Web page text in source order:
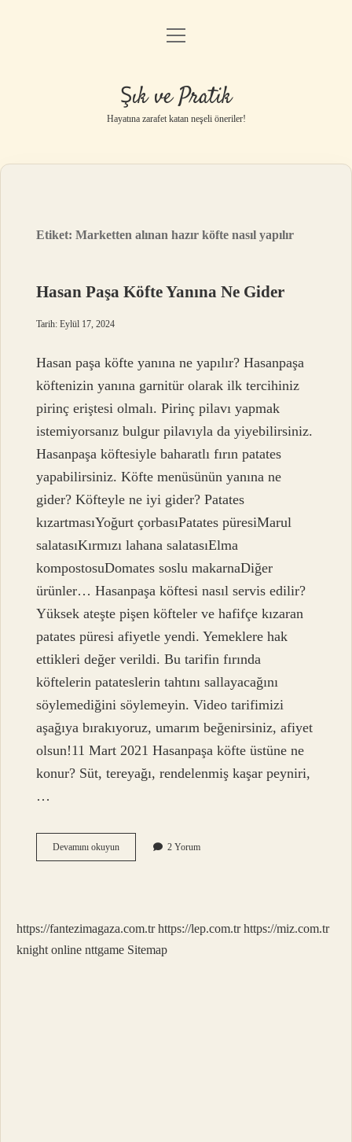
Anasayfa
Yasal Uyarı
menüyü
Şık ve Pratik
Hayatına zarafet katan neşeli öneriler!
Etiket:Marketten alınan hazır köfte nasıl yapılır
Hasan Paşa Köfte Yanına Ne Gider
Tarih: Eylül 17, 2024
Hasan paşa köfte yanına ne yapılır? Hasanpaşa
köftenizin yanına garnitür olarak ilk tercihiniz
pirinç eriştesi olmalı. Pirinç pilavı yapmak
istemiyorsanız bulgur pilavıyla da yiyebilirsiniz.
Hasanpaşa köftesiyle baharatlı fırın patates
yapabilirsiniz. Köfte menüsünün yanına ne
gider? Köfteyle ne iyi gider? Patates
kızartmasıYoğurt çorbasıPatates püresiMarul
salatasıKırmızı lahana salatasıElma
kompostosuDomates soslu makarnaDiğer
ürünler… Hasanpaşa köftesi nasıl servis edilir?
Yüksek ateşte pişen köfteler ve hafifçe kızaran
patates püresi afiyetle yendi. Yemeklere hak
ettikleri değer verildi. Bu tarifin fırında
köftelerin patateslerin tahtını sallayacağını
söylemediğini söylemeyin. Video tarifimizi
aşağıya bırakıyoruz, umarım beğenirsiniz, afiyet
olsun!11 Mart 2021 Hasanpaşa köfte üstüne ne
konur? Süt, tereyağı, rendelenmiş kaşar peyniri,
…
Devamını okuyunHasan
Paşa
2 Yorum
https://fantezimagaza.com.tr https://lep.com.tr https://miz.com.tr
knight online nttgame Sitemap